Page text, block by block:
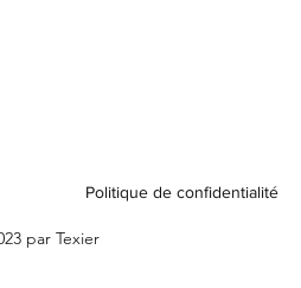
Politique de confidentialité
par Texier